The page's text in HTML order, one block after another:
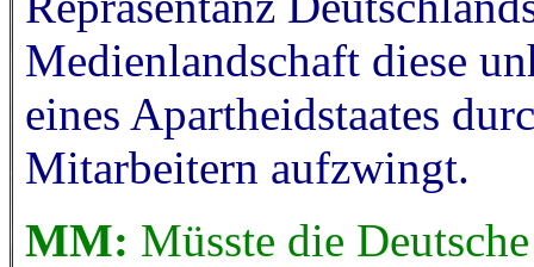
Medienlandschaft diese
eines Apartheidstaates
Mitarbeitern aufzwingt.
MM: Müsste die